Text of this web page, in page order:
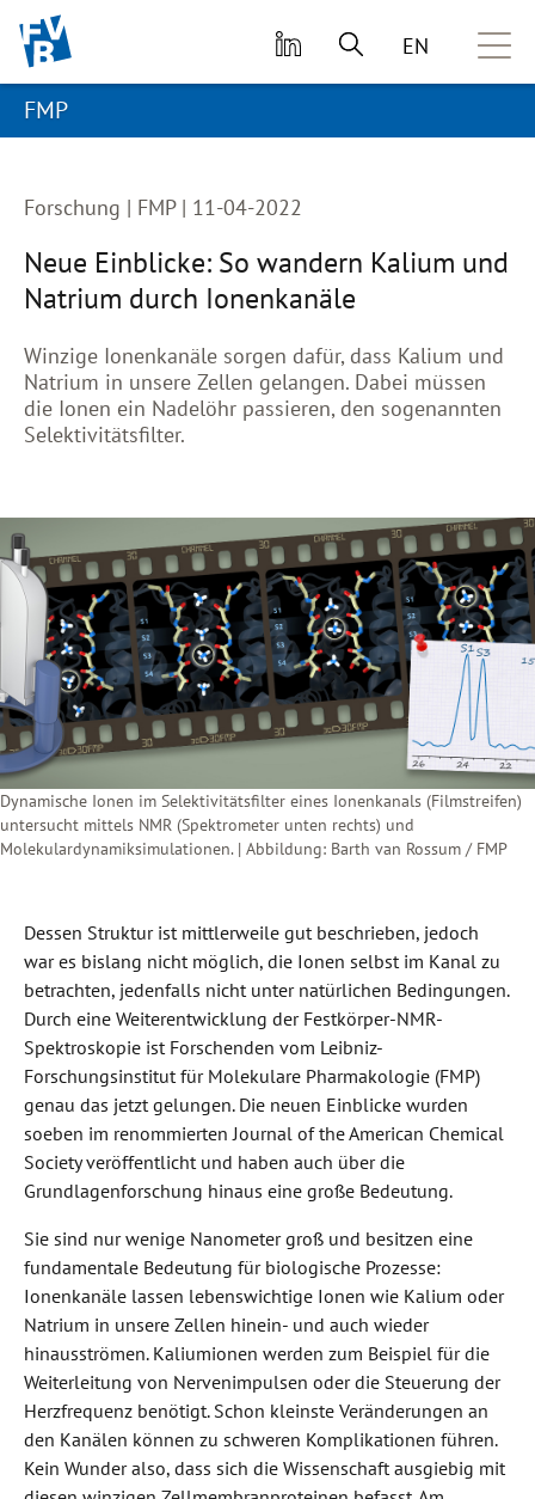
zum primären Inhalt springen
EN
FMP
Forschung | FMP | 11-04-2022
Neue Einblicke: So wandern Kalium und
Natrium durch Ionenkanäle
Winzige Ionenkanäle sorgen dafür, dass Kalium und
Natrium in unsere Zellen gelangen. Dabei müssen
die Ionen ein Nadelöhr passieren, den sogenannten
Selektivitätsfilter.
Dynamische Ionen im Selektivitätsfilter eines Ionenkanals (Filmstreifen)
untersucht mittels NMR (Spektrometer unten rechts) und
Molekulardynamiksimulationen. | Abbildung: Barth van Rossum / FMP
Dessen Struktur ist mittlerweile gut beschrieben, jedoch
war es bislang nicht möglich, die Ionen selbst im Kanal zu
betrachten, jedenfalls nicht unter natürlichen Bedingungen.
Durch eine Weiterentwicklung der Festkörper-NMR-
Spektroskopie ist Forschenden vom Leibniz-
Forschungsinstitut für Molekulare Pharmakologie (FMP)
genau das jetzt gelungen. Die neuen Einblicke wurden
soeben im renommierten Journal of the American Chemical
Society veröffentlicht und haben auch über die
Grundlagenforschung hinaus eine große Bedeutung.
Sie sind nur wenige Nanometer groß und besitzen eine
fundamentale Bedeutung für biologische Prozesse:
Ionenkanäle lassen lebenswichtige Ionen wie Kalium oder
Natrium in unsere Zellen hinein- und auch wieder
hinausströmen. Kaliumionen werden zum Beispiel für die
Weiterleitung von Nervenimpulsen oder die Steuerung der
Herzfrequenz benötigt. Schon kleinste Veränderungen an
den Kanälen können zu schweren Komplikationen führen.
Kein Wunder also, dass sich die Wissenschaft ausgiebig mit